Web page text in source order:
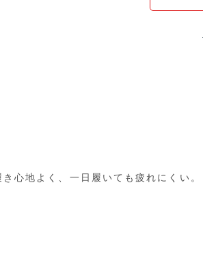
心地よく、一日履いても疲れにくい。